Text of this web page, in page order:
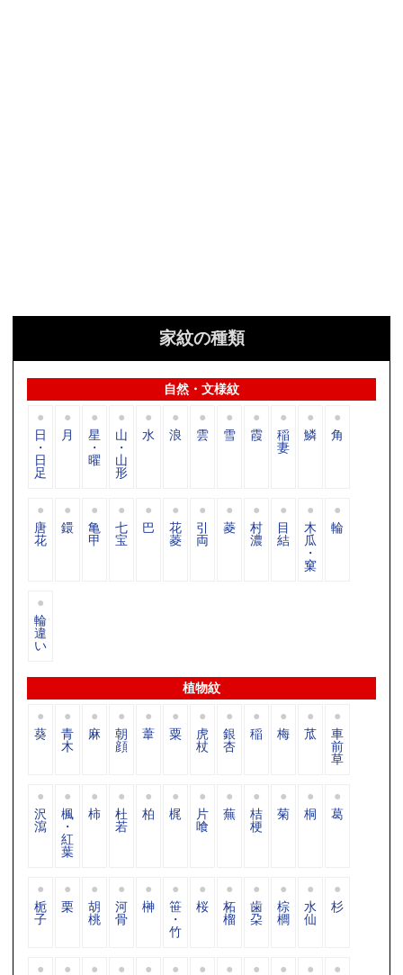
家紋の種類
自然・文様紋
日
・
日
足
月 星
・
曜
山
・
山
形
水 浪 雲 雪 霞 稲
妻
鱗 角
唐
花
鐶 亀
甲
七
宝
巴 花
菱
引
両
菱 村
濃
目
結
木
瓜
・
窠
輪
輪
違
い
植物紋
葵 青
木
麻 朝
顔
葦 粟 虎
杖
銀
杏
稲 梅 苽 車
前
草
沢
瀉
楓
・
紅
葉
柿 杜
若
柏 梶 片
喰
蕪 桔
梗
菊 桐 葛
栀
子
栗 胡
桃
河
骨
榊 笹
・
竹
桜 柘
榴
歯
朶
棕
櫚
水
仙
杉